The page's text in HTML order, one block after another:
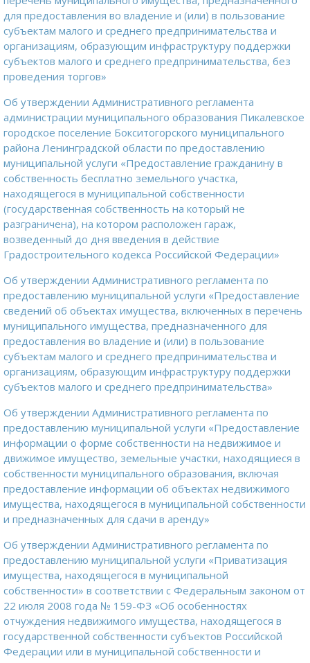
для предоставления во владение и (или) в пользование
субъектам малого и среднего предпринимательства и
организациям, образующим инфраструктуру поддержки
субъектов малого и среднего предпринимательства, без
проведения торгов»
Об утверждении Административного регламента
администрации муниципального образования Пикалевское
городское поселение Бокситогорского муниципального
района Ленинградской области по предоставлению
муниципальной услуги «Предоставление гражданину в
собственность бесплатно земельного участка,
находящегося в муниципальной собственности
(государственная собственность на который не
разграничена), на котором расположен гараж,
возведенный до дня введения в действие
Градостроительного кодекса Российской Федерации»
Об утверждении Административного регламента по
предоставлению муниципальной услуги «Предоставление
сведений об объектах имущества, включенных в перечень
муниципального имущества, предназначенного для
предоставления во владение и (или) в пользование
субъектам малого и среднего предпринимательства и
организациям, образующим инфраструктуру поддержки
субъектов малого и среднего предпринимательства»
Об утверждении Административного регламента по
предоставлению муниципальной услуги «Предоставление
информации о форме собственности на недвижимое и
движимое имущество, земельные участки, находящиеся в
собственности муниципального образования, включая
предоставление информации об объектах недвижимого
имущества, находящегося в муниципальной собственности
и предназначенных для сдачи в аренду»
Об утверждении Административного регламента по
предоставлению муниципальной услуги «Приватизация
имущества, находящегося в муниципальной
собственности» в соответствии с Федеральным законом от
22 июля 2008 года № 159-ФЗ «Об особенностях
отчуждения недвижимого имущества, находящегося в
государственной собственности субъектов Российской
Федерации или в муниципальной собственности и